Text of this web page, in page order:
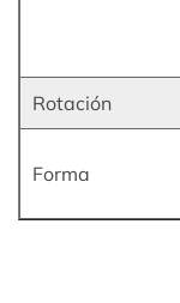
Rotación
Forma